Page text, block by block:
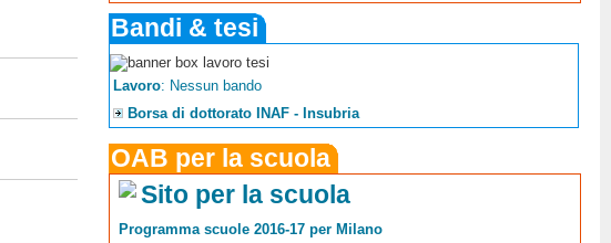
Bandi & tesi
Lavoro: Nessun bando
Borsa di dottorato INAF - Insubria
OAB per la scuola
Sito per la scuola
Programma scuole 2016-17 per Milano